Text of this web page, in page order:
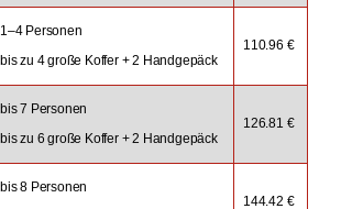
1–4 Personen
bis zu 4 große Koffer + 2 Handgepäck
110.96 €
bis 7 Personen
bis zu 6 große Koffer + 2 Handgepäck
126.81 €
bis 8 Personen
144.42 €